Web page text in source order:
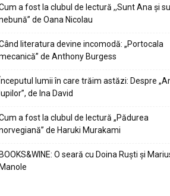
a fost la clubul de lectură ,,Sunt Ana şi
de Oana Nicolau
literatura devine incomodă: „Portocala
de Anthony Burgess
lumii în care trăim astăzi: Despre
de Ina David
a fost la clubul de lectură „Pădurea
de Haruki Murakami
O seară cu Doina Ruști și